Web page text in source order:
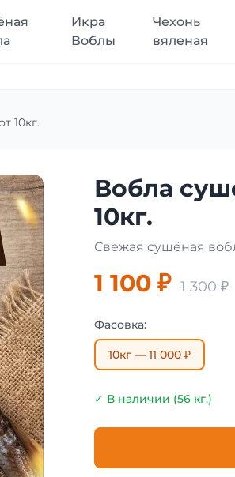
Икра
Воблы
Чехонь
вяленая
10кг.
Вобла
10кг.
Свежая сушёная
1 100 ₽ 1 300 ₽
Фасовка:
10кг — 11 000 ₽
✓ В наличии (56 кг.)